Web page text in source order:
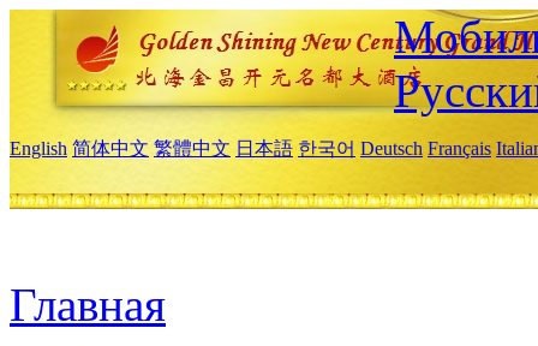
English 简体中文 繁體中文 日本語 한국어 Deutsch Français
Главная